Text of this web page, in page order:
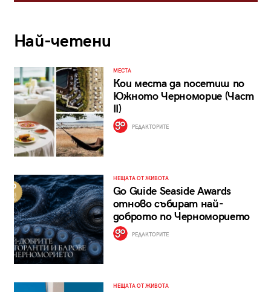
Най-четени
МЕСТА
Кои места да посетиш по
Южното Черноморие (Част
II)
РЕДАКТОРИТЕ
НЕЩАТА ОТ ЖИВОТА
Go Guide Seaside Awards
отново събират най-
доброто по Черноморието
РЕДАКТОРИТЕ
НЕЩАТА ОТ ЖИВОТА